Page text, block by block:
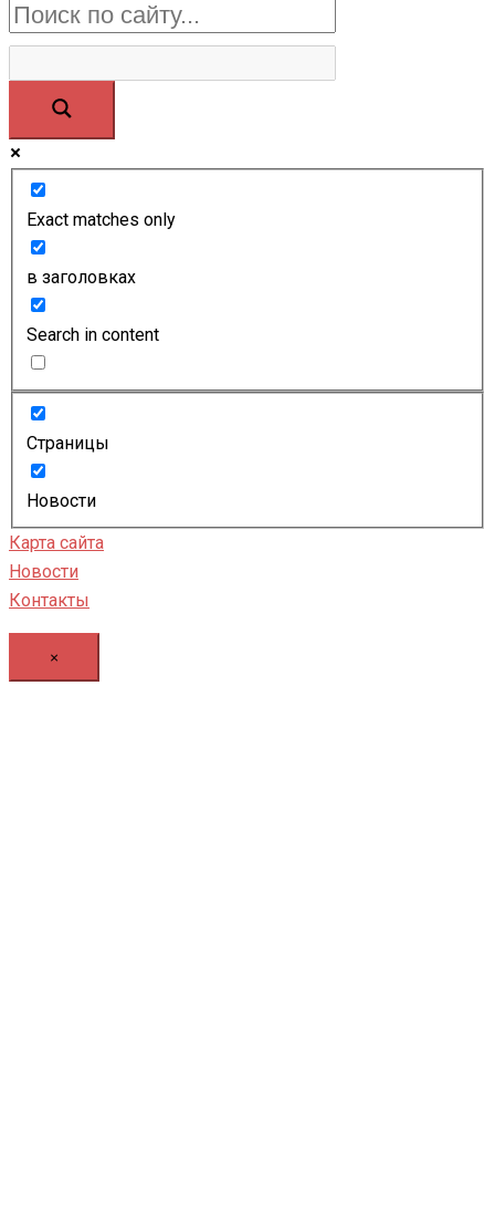
Exact matches only
в заголовках
Search in content
Страницы
Новости
Карта сайта
Новости
Контакты
×